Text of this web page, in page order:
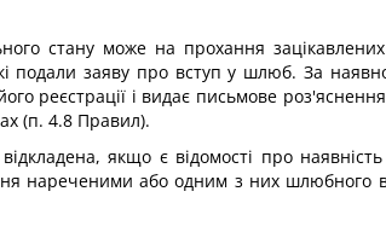
стану може на прохання зацікавлених
подали заяву про вступ у шлюб. За
реєстрації і видає письмове
(п. 4.8 Правил).
якщо є відомості про
нареченими або одним з них шлюбного